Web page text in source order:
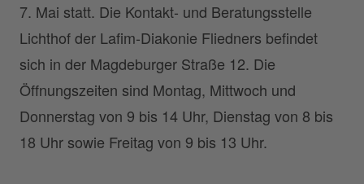
7. Mai statt. Die Kontakt- und Beratungsstelle
Lichthof der Lafim-Diakonie Fliedners befindet
sich in der Magdeburger Straße 12. Die
Öffnungszeiten sind Montag, Mittwoch und
Donnerstag von 9 bis 14 Uhr, Dienstag von 8 bis
18 Uhr sowie Freitag von 9 bis 13 Uhr.